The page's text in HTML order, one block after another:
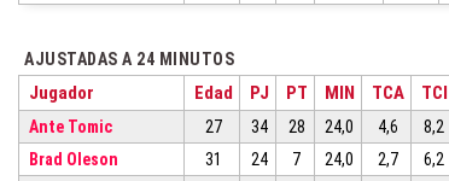
AJUSTADAS A 24 MINUTOS
Jugador Edad PJ PT MIN TCA TCI
Ante Tomic 27 34 28 24,0 4,6 8,2
Brad Oleson
31 24 7 24,0 2,7 6,2